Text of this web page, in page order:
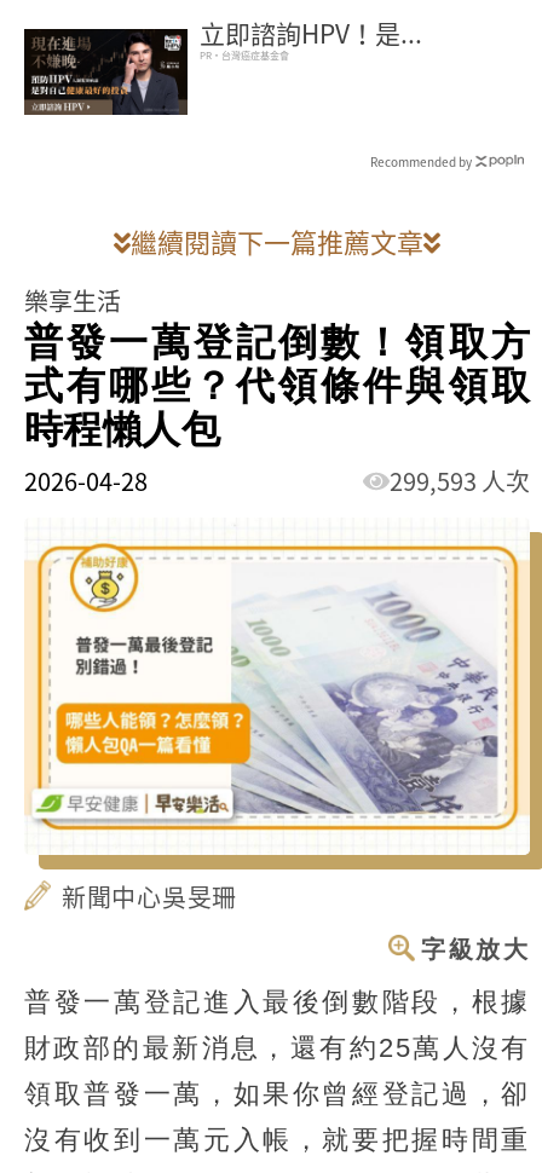
立即諮詢HPV！是...
PR・台灣癌症基金會
Recommended by
繼續閱讀下一篇推薦文章
樂享生活
普發一萬登記倒數！領取方
式有哪些？代領條件與領取
時程懶人包
2026-04-28 299,593 人次
新聞中心吳旻珊
字級放大
普發一萬登記進入最後倒數階段，根據
財政部的最新消息，還有約25萬人沒有
領取普發一萬，如果你曾經登記過，卻
沒有收到一萬元入帳，就要把握時間重